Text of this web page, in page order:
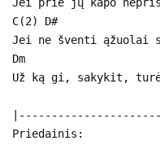
C(2) D#
Jei ne šventi ąžuolai
Dm
Už ką gi, sakykit,
Priedainis: